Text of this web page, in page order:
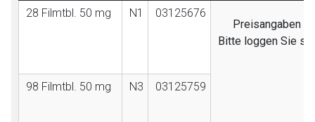
28 Filmtbl. 50 mg N1
03125676
Preisangaben
Bitte loggen Sie
98 Filmtbl. 50 mg N3 03125759